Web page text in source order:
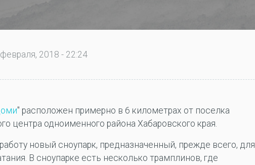
2018 - 22:24
" расположен примерно в 6 километрах от поселка
центра одноименного района Хабаровского края.
новый сноупарк, предназначенный, прежде всего, для
В сноупарке есть несколько трамплинов, где